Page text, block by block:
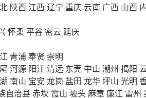
陕西 江西 辽宁 重庆 云南 广西 山西
怀柔平谷 密云延庆
青浦奉贤 崇明
河源 阳江 清远 东莞 中山 潮州 揭阳
南山 宝安 龙岗 盐田 龙华坪山 光明
自治县赤坎 霞山 坡头麻章 廉江 雷州